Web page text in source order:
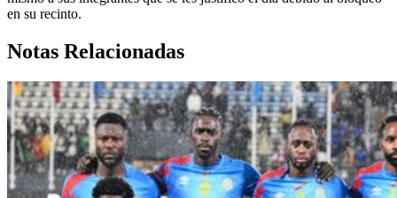
en su recinto.
Notas Relacionadas